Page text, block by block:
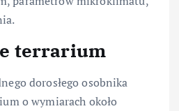
terrarium
dorosłego osobnika
o wymiarach około